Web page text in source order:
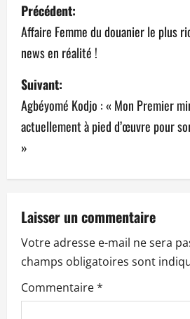
a
v
i
g
a
t
i
o
n
d
Précédent:
Affaire Femme du douanier le plus
news en réalité !
Suivant:
Agbéyomé Kodjo : « Mon Premier
actuellement à pied d’œuvre pour
»
Laisser un commentaire
Votre adresse e-mail ne sera
champs obligatoires sont
Commentaire*